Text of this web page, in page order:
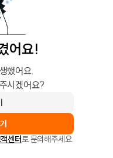
어요!
했어요.
시겠어요?
센터로 문의해주세요.